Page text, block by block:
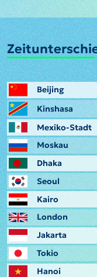
Beijing
Kinshasa
Mexiko-Stadt
Moskau
Dhaka
Seoul
Kairo
London
Jakarta
Tokio
Hanoi